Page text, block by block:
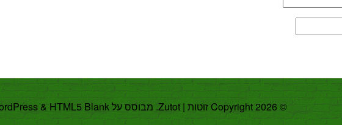
© 2026 Copyright זוטות | Zutot. מבוסס על &HTML5 Blank